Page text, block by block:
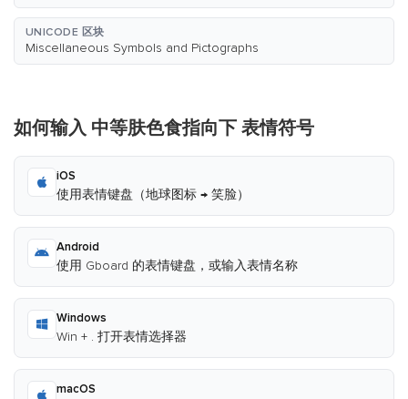
UNICODE 区块
Miscellaneous Symbols and Pictographs
如何输入 中等肤色食指向下 表情符号
iOS
使用表情键盘（地球图标 → 笑脸）
Android
使用 Gboard 的表情键盘，或输入表情名称
Windows
Win + . 打开表情选择器
macOS